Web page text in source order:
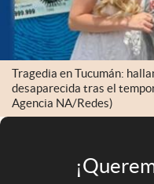
Tragedia en Tucumán:
desaparecida tras el
Agencia NA/Redes)